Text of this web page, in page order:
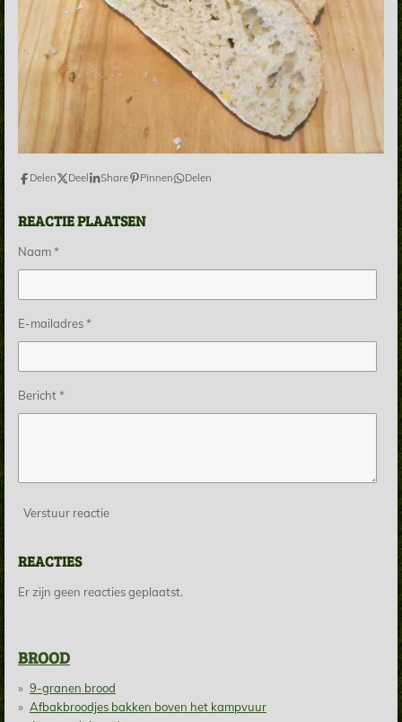
Delen Deel Share Pinnen Delen
REACTIE PLAATSEN
Naam *
E-mailadres *
Bericht *
Verstuur reactie
REACTIES
Er zijn geen reacties geplaatst.
BROOD
9-granen brood
Afbakbroodjes bakken boven het kampvuur